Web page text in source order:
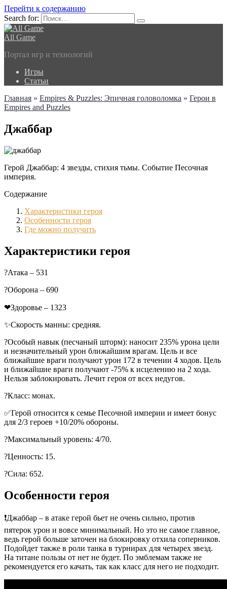
Перейти к содержанию
Search for:
All Game
Портал игр и технологий
Игры
Статьи
Главная » Empires & Puzzles: Эпичная головоломка » Герои в
Empires and Puzzles
Джаббар
Герой Джаббар: 4 звезды, стихия тьмы. Событие Песочная
империя.
Содержание
Характеристики героя
Особенности героя
Где можно получить
Характеристики героя
?Атака – 531
?Оборона – 690
❤Здоровье – 1323
✨Скорость манны: средняя.
?Особый навык (песчаный шторм): наносит 235% урона цели
и незначительный урон ближайшим врагам. Цель и все
ближайшие враги получают урон 172 в течении 4 ходов. Цель
и ближайшие враги получают -75% к исцелению на 2 хода.
Нельзя заблокировать. Лечит героя от всех недугов.
?Класс: монах.
✅Герой относится к семье Песочной империи и имеет бонус
для 2/3 героев +10/20% обороны.
?Максимальный уровень: 4/70.
?Ценность: 15.
?Сила: 652.
Особенности героя
❗Джаббар – в атаке герой бьет не очень сильно, против
пятерок урон и вовсе минимальный. Но это не самое главное,
ведь герой больше заточен на блокировку отхила соперников.
Подойдет также в роли танка в турнирах для четырех звезд.
На титане пользы от нет не будет. По эмблемам также не
рекомендуется его качать, так как класс для него не подходит.